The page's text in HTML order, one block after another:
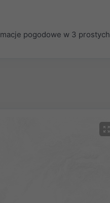
pogodowe w 3 prostych